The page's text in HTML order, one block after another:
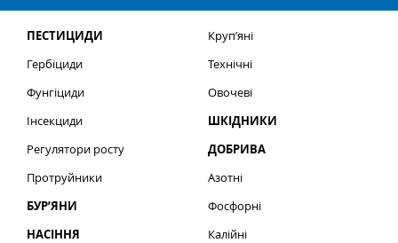
ПЕСТИЦИДИ
Гербіциди
Фунгіциди
Інсекциди
Регулятори росту
Протруйники
БУР’ЯНИ
НАСІННЯ
Круп’яні
Технічні
Овочеві
ШКІДНИКИ
ДОБРИВА
Азотні
Фосфорні
Калійні